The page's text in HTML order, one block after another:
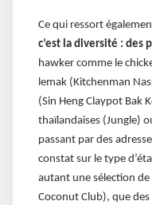
Ce qui ressort
c’est la diversité : des
hawker comme le
lemak (Kitchenman
(Sin Heng Claypot Bak
thaïlandaises (Jungle)
passant par des
constat sur le type
autant une sélection
Coconut Club), que